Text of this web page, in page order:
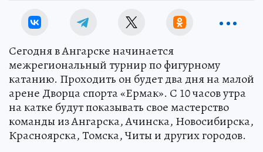
Сегодня в Ангарске начинается
межрегиональный турнир по фигурному
катанию. Проходить он будет два дня на малой
арене Дворца спорта «Ермак». С 10 часов утра
на катке будут показывать свое мастерство
команды из Ангарска, Ачинска, Новосибирска,
Красноярска, Томска, Читы и других городов.